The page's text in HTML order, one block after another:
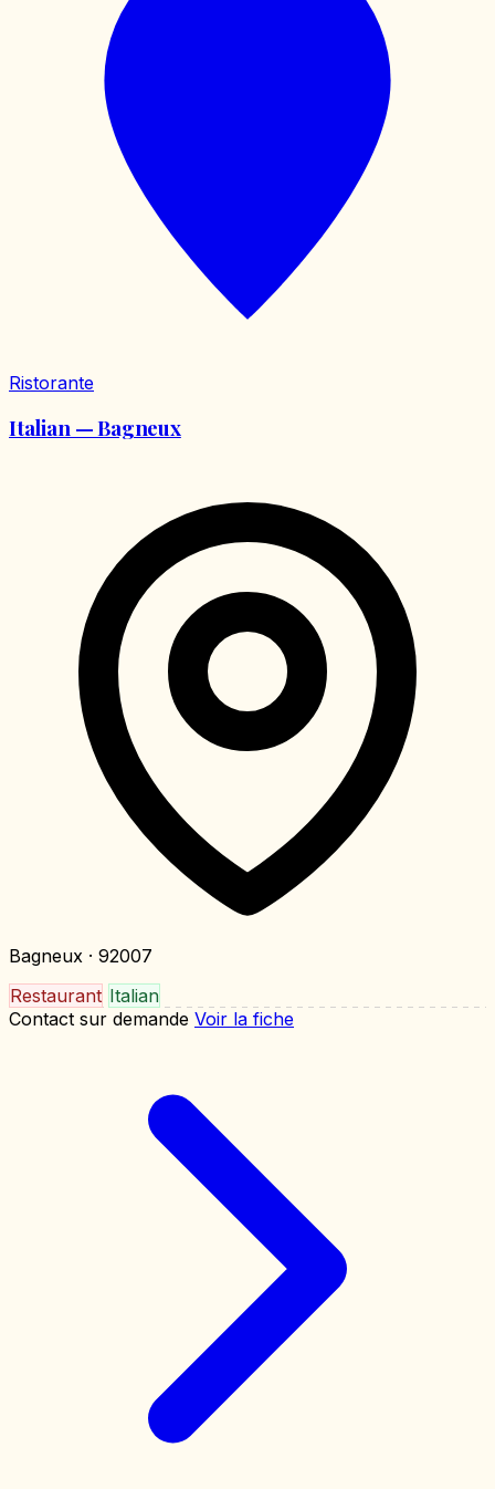
Ristorante
Italian — Bagneux
Bagneux · 92007
Restaurant Italian
Contact sur demande Voir la fiche